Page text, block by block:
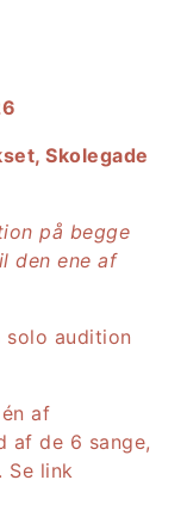
Skolegade
på begge
den ene af
solo audition
af
af de 6 sange,
Se link